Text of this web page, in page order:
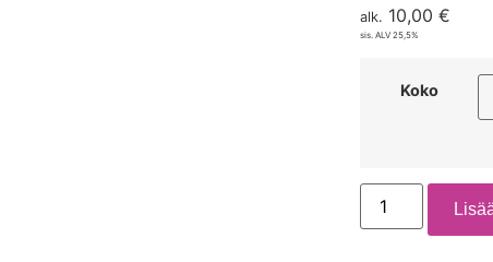
alk. 10,00€
sis. ALV 25,5%
Koko